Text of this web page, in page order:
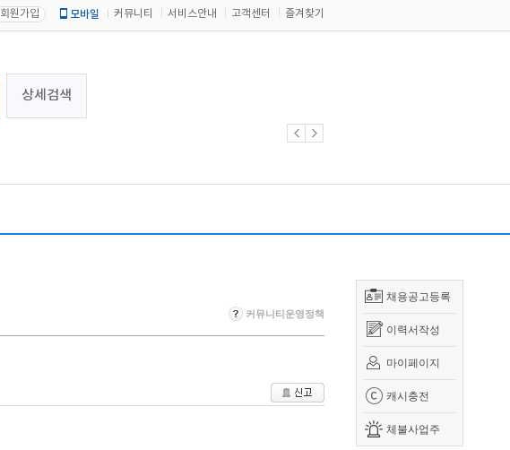
회원가입 모바일 커뮤니티 서비스안내 고객센터 즐겨찾기
상세검색
채용공고등록
이력서작성
마이페이지
캐시충전
체불사업주
커뮤니티운영정책